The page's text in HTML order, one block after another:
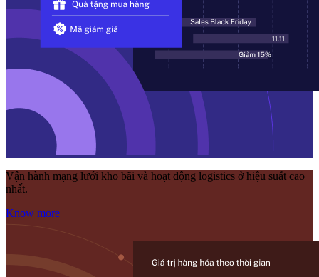
Vận hành mạng lưới kho bãi và hoạt động logistics ở hiệu suất cao
nhất.
Know more